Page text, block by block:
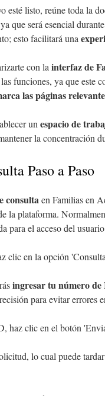
esté listo, reúne toda la
que será esencial
esto facilitará una
con la interfaz de
funciones, ya que este
las páginas
un espacio de
la concentración
Paso a Paso
consultaen Familias en
la plataforma.
para el acceso del
clic en la opción
ingresar tu número de
para evitar errores
haz clic en el botón
lo cual puede